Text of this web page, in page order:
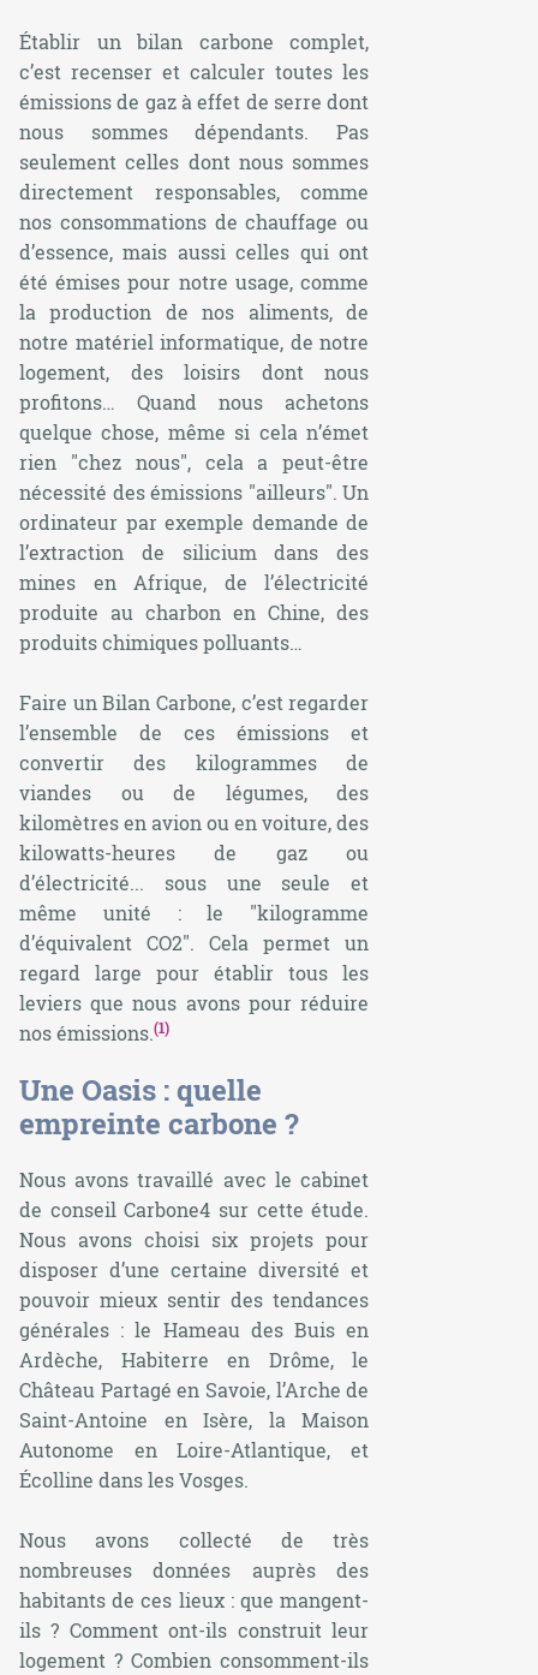
Établir un bilan carbone complet,
c’est recenser et calculer toutes les
émissions de gaz à effet de serre dont
nous sommes dépendants. Pas
seulement celles dont nous sommes
directement responsables, comme
nos consommations de chauffage ou
d’essence, mais aussi celles qui ont
été émises pour notre usage, comme
la production de nos aliments, de
notre matériel informatique, de notre
logement, des loisirs dont nous
profitons… Quand nous achetons
quelque chose, même si cela n’émet
rien "chez nous", cela a peut-être
nécessité des émissions "ailleurs". Un
ordinateur par exemple demande de
l’extraction de silicium dans des
mines en Afrique, de l’électricité
produite au charbon en Chine, des
produits chimiques polluants…
Faire un Bilan Carbone, c’est regarder
l’ensemble de ces émissions et
convertir des kilogrammes de
viandes ou de légumes, des
kilomètres en avion ou en voiture, des
kilowatts-heures de gaz ou
d’électricité... sous une seule et
même unité : le "kilogramme
d’équivalent CO2". Cela permet un
regard large pour établir tous les
leviers que nous avons pour réduire
nos émissions.(1)
Une Oasis : quelle
empreinte carbone ?
Nous avons travaillé avec le cabinet
de conseil Carbone4 sur cette étude.
Nous avons choisi six projets pour
disposer d’une certaine diversité et
pouvoir mieux sentir des tendances
générales : le Hameau des Buis en
Ardèche, Habiterre en Drôme, le
Château Partagé en Savoie, l’Arche de
Saint-Antoine en Isère, la Maison
Autonome en Loire-Atlantique, et
Écolline dans les Vosges.
Nous avons collecté de très
nombreuses données auprès des
habitants de ces lieux : que mangent-
ils ? Comment ont-ils construit leur
logement ? Combien consomment-ils